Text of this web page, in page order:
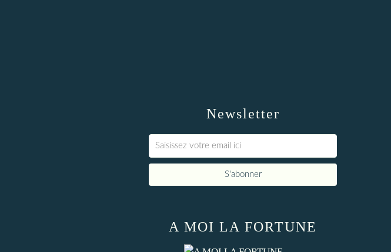
Newsletter
A MOI LA FORTUNE